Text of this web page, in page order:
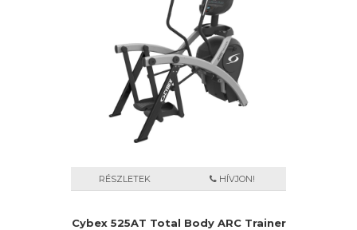
RÉSZLETEK HÍVJON!
Cybex 525AT Total Body ARC Trainer